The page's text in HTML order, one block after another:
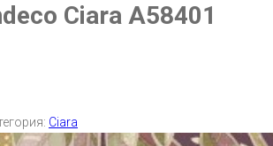
Ciara A58401
Ciara